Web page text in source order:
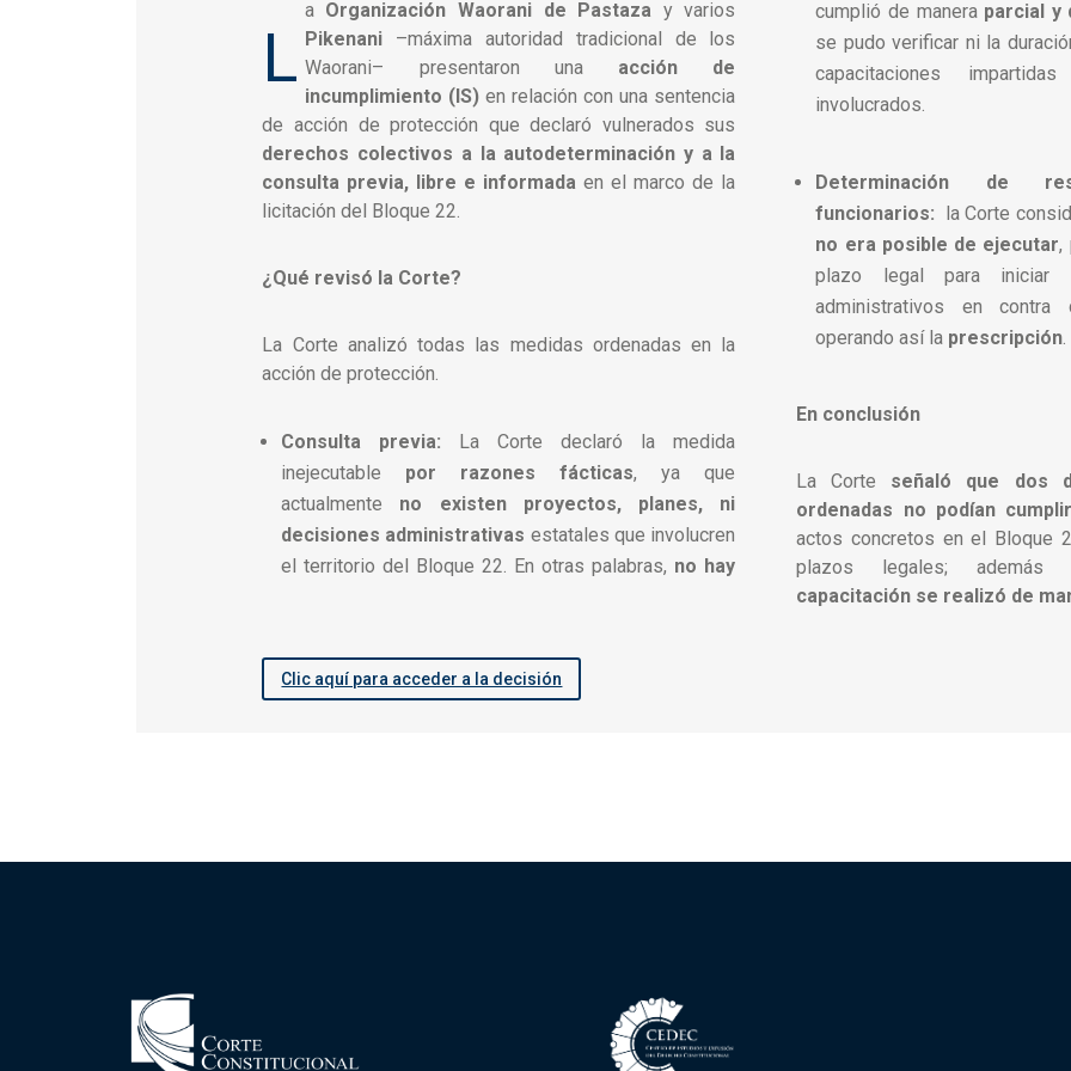
L
a Organización Waorani de Pastaza y varios
Pikenani –máxima autoridad tradicional de los
Waorani– presentaron una acción de
incumplimiento (IS) en relación con una sentencia
de acción de protección que declaró vulnerados sus
derechos colectivos a la autodeterminación y a la
consulta previa, libre e informada en el marco de la
licitación del Bloque 22.
¿Qué revisó la Corte?
La Corte analizó todas las medidas ordenadas en la
acción de protección.
Consulta previa: La Corte declaró la medida
inejecutable por razones fácticas, ya que
actualmente no existen proyectos, planes, ni
decisiones administrativas estatales que involucren
el territorio del Bloque 22. En otras palabras, no hay
cumplió de manera parcial y
se pudo verificar ni la
capacitaciones
involucrados.
Determinación de
funcionarios: la Corte
no era posible de ejecutar,
plazo legal para iniciar
administrativos en contra
operando así la prescripción.
En conclusión
La Corte señaló que dos
ordenadas no podían
actos concretos en el Bloque
plazos legales; además
capacitación se realizó de
Clic aquí para acceder a la decisión